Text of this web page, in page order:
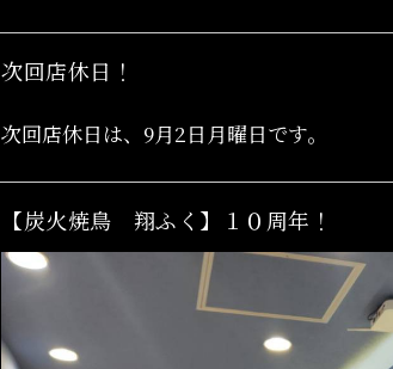
次回店休日！
次回店休日は、9月2日月曜日です。
【炭火焼鳥 翔ふく】１０周年！